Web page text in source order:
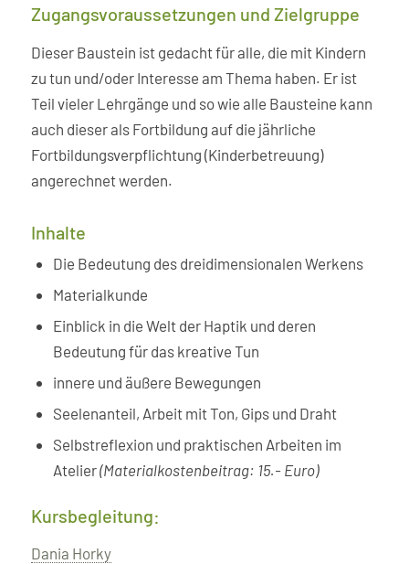
Zugangsvoraussetzungen und Zielgruppe
Dieser Baustein ist gedacht für alle, die mit Kindern
zu tun und/oder Interesse am Thema haben. Er ist
Teil vieler Lehrgänge und so wie alle Bausteine kann
auch dieser als Fortbildung auf die jährliche
Fortbildungsverpflichtung (Kinderbetreuung)
angerechnet werden.
Inhalte
Die Bedeutung des dreidimensionalen Werkens
Materialkunde
Einblick in die Welt der Haptik und deren
Bedeutung für das kreative Tun
innere und äußere Bewegungen
Seelenanteil, Arbeit mit Ton, Gips und Draht
Selbstreflexion und praktischen Arbeiten im
Atelier(Materialkostenbeitrag: 15.- Euro)
Kursbegleitung:
Dania Horky